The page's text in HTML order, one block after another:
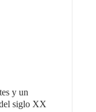
y un
siglo XX